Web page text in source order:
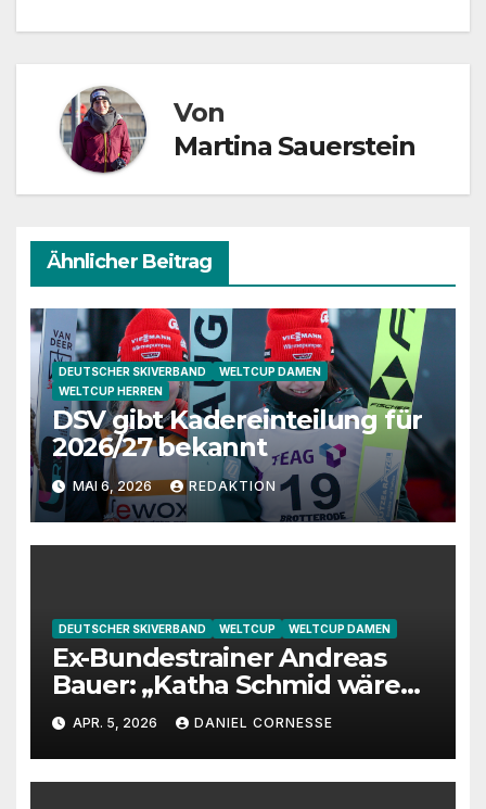
Von
Martina Sauerstein
Ähnlicher Beitrag
DEUTSCHER SKIVERBAND
WELTCUP DAMEN
WELTCUP HERREN
DSV gibt Kadereinteilung für
2026/27 bekannt
MAI 6, 2026 REDAKTION
DEUTSCHER SKIVERBAND WELTCUP WELTCUP DAMEN
Ex-Bundestrainer Andreas
Bauer: „Katha Schmid wäre
eine extrem gute
Jugendtrainerin“
APR. 5, 2026 DANIEL CORNESSE